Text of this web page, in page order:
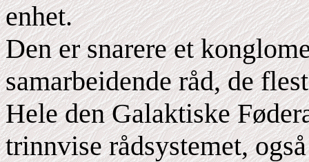
enhet.
Den er snarere et
samarbeidende råd, de
Hele den Galaktiske
trinnvise rådsystemet,